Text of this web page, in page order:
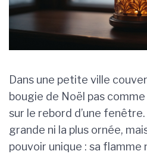
Dans une petite ville
bougie de Noël pas
sur le rebord d’une fenêtre.
grande ni la plus ornée,
pouvoir unique : sa flamme